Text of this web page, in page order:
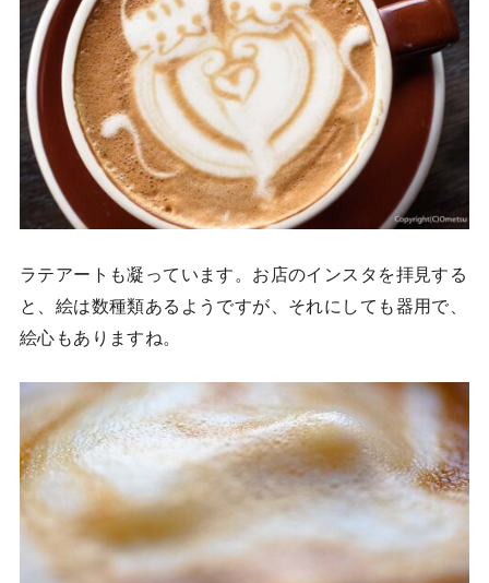
ラテアートも凝っています。お店のインスタを拝見する
と、絵は数種類あるようですが、それにしても器用で、
絵心もありますね。